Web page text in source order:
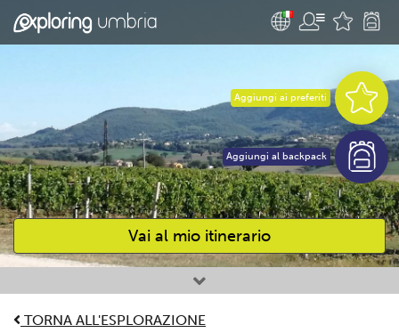
Vai al mio itinerario
Attività preferite
Aggiungi ai preferiti
Aggiungi al backpack
TORNA ALL'ESPLORAZIONE